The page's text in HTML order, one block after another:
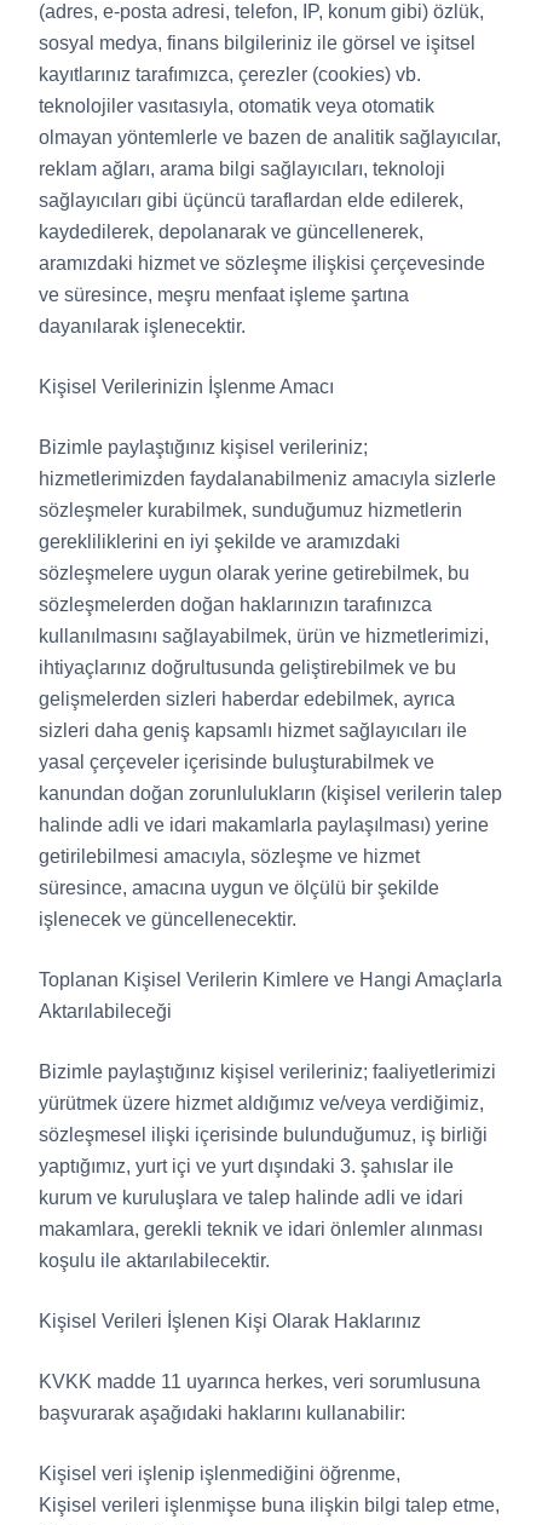
(adres, e-posta adresi, telefon, IP, konum gibi) özlük,
sosyal medya, finans bilgileriniz ile görsel ve işitsel
kayıtlarınız tarafımızca, çerezler (cookies) vb.
teknolojiler vasıtasıyla, otomatik veya otomatik
olmayan yöntemlerle ve bazen de analitik sağlayıcılar,
reklam ağları, arama bilgi sağlayıcıları, teknoloji
sağlayıcıları gibi üçüncü taraflardan elde edilerek,
kaydedilerek, depolanarak ve güncellenerek,
aramızdaki hizmet ve sözleşme ilişkisi çerçevesinde
ve süresince, meşru menfaat işleme şartına
dayanılarak işlenecektir.
Kişisel Verilerinizin İşlenme Amacı
Bizimle paylaştığınız kişisel verileriniz;
hizmetlerimizden faydalanabilmeniz amacıyla sizlerle
sözleşmeler kurabilmek, sunduğumuz hizmetlerin
gerekliliklerini en iyi şekilde ve aramızdaki
sözleşmelere uygun olarak yerine getirebilmek, bu
sözleşmelerden doğan haklarınızın tarafınızca
kullanılmasını sağlayabilmek, ürün ve hizmetlerimizi,
ihtiyaçlarınız doğrultusunda geliştirebilmek ve bu
gelişmelerden sizleri haberdar edebilmek, ayrıca
sizleri daha geniş kapsamlı hizmet sağlayıcıları ile
yasal çerçeveler içerisinde buluşturabilmek ve
kanundan doğan zorunlulukların (kişisel verilerin talep
halinde adli ve idari makamlarla paylaşılması) yerine
getirilebilmesi amacıyla, sözleşme ve hizmet
süresince, amacına uygun ve ölçülü bir şekilde
işlenecek ve güncellenecektir.
Toplanan Kişisel Verilerin Kimlere ve Hangi Amaçlarla
Aktarılabileceği
Bizimle paylaştığınız kişisel verileriniz; faaliyetlerimizi
yürütmek üzere hizmet aldığımız ve/veya verdiğimiz,
sözleşmesel ilişki içerisinde bulunduğumuz, iş birliği
yaptığımız, yurt içi ve yurt dışındaki 3. şahıslar ile
kurum ve kuruluşlara ve talep halinde adli ve idari
makamlara, gerekli teknik ve idari önlemler alınması
koşulu ile aktarılabilecektir.
Kişisel Verileri İşlenen Kişi Olarak Haklarınız
KVKK madde 11 uyarınca herkes, veri sorumlusuna
başvurarak aşağıdaki haklarını kullanabilir:
Kişisel veri işlenip işlenmediğini öğrenme,
Kişisel verileri işlenmişse buna ilişkin bilgi talep etme,